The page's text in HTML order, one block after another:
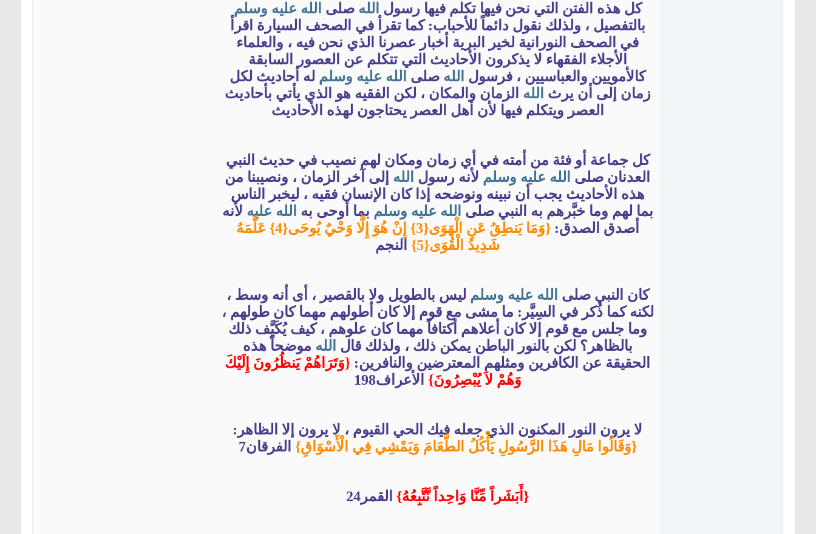
كل هذه الفتن التي نحن فيها تكلم فيها رسول الله صلى الله عليه وسلم
بالتفصيل ، ولذلك نقول دائماً للأحباب: كما تقرأ في الصحف السيارة اقرأ
في الصحف النورانية لخير البرية أخبار عصرنا الذي نحن فيه ، والعلماء
الأجلاء الفقهاء لا يذكرون الأحاديث التي تتكلم عن العصور السابقة
كالأمويين والعباسيين ، فرسول الله صلى الله عليه وسلم له أحاديث لكل
زمان إلى أن يرث الله الزمان والمكان ، لكن الفقيه هو الذي يأتي بأحاديث
العصر ويتكلم فيها لأن أهل العصر يحتاجون لهذه الأحاديث
كل جماعة أو فئة من أمته في أي زمان ومكان لهم نصيب في حديث النبي
العدنان صلى الله عليه وسلم لأنه رسول الله إلى آخر الزمان ، ونصيبنا من
هذه الأحاديث يجب أن نبينه ونوضحه إذا كان الإنسان فقيه ، ليخبر الناس
بما لهم وما خبَّرهم به النبي صلى الله عليه وسلم بما أوحى به الله عليه لأنه
أصدق الصدق:
{وَمَا يَنطِقُ عَنِ الْهَوَى{3} إِنْ هُوَ إِلَّا وَحْيٌ يُوحَى{4} عَلَّمَهُ
شَدِيدُ الْقُوَى{5}
النجم
كان النبي صلى الله عليه وسلم ليس بالطويل ولا بالقصير ، أى أنه وسط ،
لكنه كما ذُكر في السِيَّر: ما مشى مع قوم إلا كان أطولهم مهما كان طولهم ،
وما جلس مع قوم إلا كان أعلاهم أكتافاً مهما كان علوهم ، كيف يُكَيَّف ذلك
بالظاهر؟ لكن بالنور الباطن يمكن ذلك ، ولذلك قال الله موضحاً هذه
الحقيقة عن الكافرين ومثلهم المعترضين والنافرين: {وَتَرَاهُمْ يَنظُرُونَ إِلَيْكَ
وَهُمْ لاَ يُبْصِرُونَ} الأعراف198
لا يرون النور المكنون الذي جعله فيك الحي القيوم ، لا يرون إلا الظاهر:
{وَقَالُوا مَالِ هَذَا الرَّسُولِ يَأْكُلُ الطَّعَامَ وَيَمْشِي فِي الْأَسْوَاقِ} الفرقان7
{أَبَشَراً مِّنَّا وَاحِداً نَّتَّبِعُهُ} القمر24